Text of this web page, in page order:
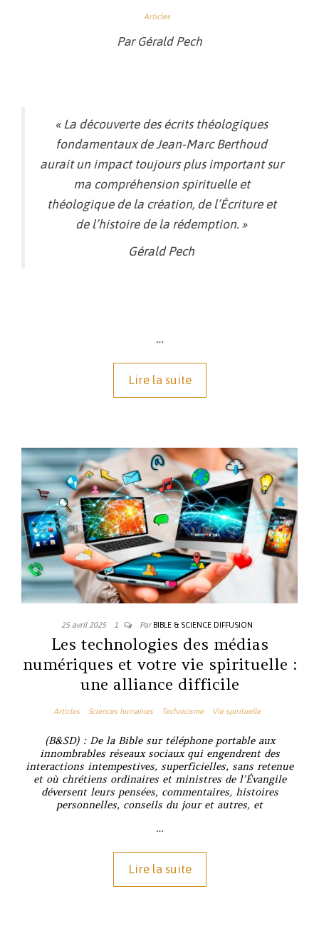
Articles
Par Gérald Pech
« La découverte des écrits théologiques
fondamentaux de Jean-Marc Berthoud
aurait un impact toujours plus important sur
ma compréhension spirituelle et
théologique de la création, de l’Écriture et
de l’histoire de la rédemption. »
Gérald Pech
…
Lire la suite
25 avril 2025 1 Par BIBLE & SCIENCE DIFFUSION
Les technologies des médias
numériques et votre vie spirituelle :
une alliance difficile
Articles Sciences humaines Technicisme Vie spirituelle
(B&SD) : De la Bible sur téléphone portable aux
innombrables réseaux sociaux qui engendrent des
interactions intempestives, superficielles, sans retenue
et où chrétiens ordinaires et ministres de l’Évangile
déversent leurs pensées, commentaires, histoires
personnelles, conseils du jour et autres, et
…
Lire la suite